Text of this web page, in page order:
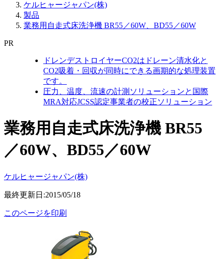
ケルヒャージャパン(株)
製品
業務用自走式床洗浄機 BR55／60W、BD55／60W
PR
ドレンデストロイヤーCO2はドレーン清水化と
CO2吸着・回収が同時にできる画期的な処理装置
です。
圧力、温度、流速の計測ソリューションと国際
MRA対応JCSS認定事業者の校正ソリューション
業務用自走式床洗浄機 BR55
／60W、BD55／60W
ケルヒャージャパン(株)
最終更新日:2015/05/18
このページを印刷